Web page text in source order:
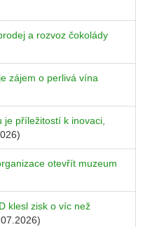
a rozvoz čokolády
zájem o perlivá vína
je příležitostí k inovaci,
otevřít muzeum
klesl zisk o víc než